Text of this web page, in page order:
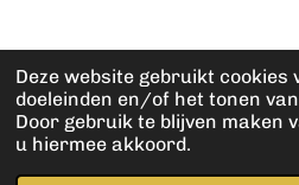
Deze website gebruikt cookies
doeleinden en/of het tonen
Door gebruik te blijven maken
u hiermee akkoord.